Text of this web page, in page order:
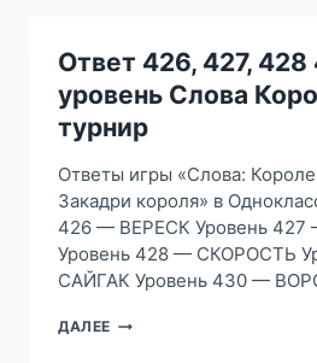
УРОВЕНЬ
СЛОВА
КОРОЛЕВСКИЙ
ТУРНИР
Ответ 426, 427,
уровень Слова
турнир
Ответы игры «Слова:
Закадри короля» в
426 — ВЕРЕСК Уровень
Уровень 428 — СКОРОСТЬ
САЙГАК Уровень 430 —
ДАЛЕЕ ОТВЕТ